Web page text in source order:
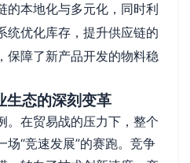
的本地化与多元化，同时利
统优化库存，提升供应链的
保障了新产品开发的物料稳
生态的深刻变革
。在贸易战的压力下，整个
场“竞速发展”的赛跑。竞争